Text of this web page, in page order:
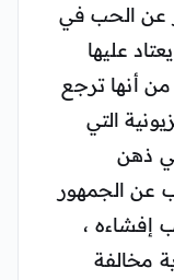
عن الحب في
عليها
أنها ترجع
التي
ذهن
عن الجمهور
إفشاءه ،
مخالفة